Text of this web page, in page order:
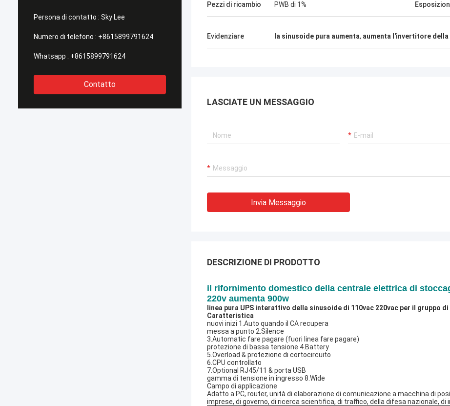
Persona di contatto : Sky Lee
Numero di telefono : +8615899791624
Whatsapp : +8615899791624
Contatto
Pezzi di ricambio PWB di 1%
Evidenziare la sinusoide pura aumenta, aumenta l'invertitore
LASCIATE UN MESSAGGIO
Invia Messaggio
DESCRIZIONE DI PRODOTTO
il rifornimento domestico della centrale elettrica di
220v aumenta 900w
linea pura UPS interattivo della sinusoide di 110vac 220vac per il gruppo
Caratteristica
nuovi inizi 1.Auto quando il CA recupera
messa a punto 2.Silence
3.Automatic fare pagare (fuori linea fare pagare)
protezione di bassa tensione 4.Battery
5.Overload & protezione di cortocircuito
6.CPU controllato
7.Optional RJ45/11 & porta USB
gamma di tensione in ingresso 8.Wide
Campo di applicazione
Adatto a PC, router, unità di elaborazione di comunicazione a macchina di
imprese, di governo, di ricerca scientifica, di traffico, della difesa nazionale, di